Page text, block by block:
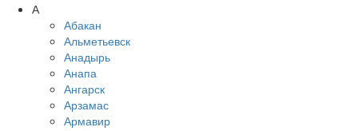
А
Абакан
Альметьевск
Анадырь
Анапа
Ангарск
Арзамас
Армавир